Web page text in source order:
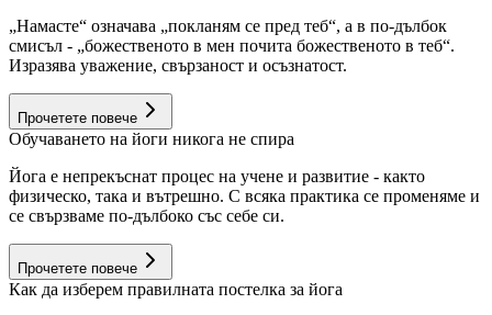
„Намасте“ означава „покланям се пред теб“, а в по-дълбок
смисъл - „божественото в мен почита божественото в теб“.
Изразява уважение, свързаност и осъзнатост.
Прочетете повече
Обучаването на йоги никога не спира
Йога е непрекъснат процес на учене и развитие - както
физическо, така и вътрешно. С всяка практика се променяме и
се свързваме по-дълбоко със себе си.
Прочетете повече
Как да изберем правилната постелка за йога